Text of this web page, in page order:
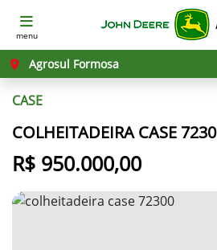
menu
Agrosul Formosa
CASE
COLHEITADEIRA CASE 7230
R$ 950.000,00